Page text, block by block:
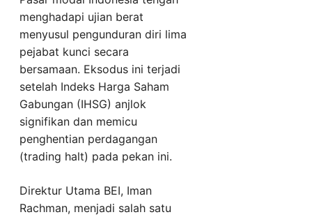
menghadapi ujian berat
menyusul pengunduran diri lima
pejabat kunci secara
bersamaan. Eksodus ini terjadi
setelah Indeks Harga Saham
Gabungan (IHSG) anjlok
signifikan dan memicu
penghentian perdagangan
(trading halt) pada pekan ini.
Direktur Utama BEI, Iman
Rachman, menjadi salah satu